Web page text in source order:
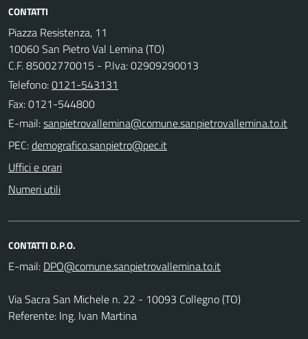
CONTATTI
Piazza Resistenza, 11
10060 San Pietro Val Lemina (TO)
C.F. 85002770015 - P.Iva: 02909290013
Telefono:0121-543131
Fax: 0121-544800
E-mail:
PEC:
Uffici e orari
Numeri utili
CONTATTI D.P.O.
E-mail:
Via Sacra San Michele n. 22 - 10093 Collegno (TO)
Referente: Ing. Ivan Martina